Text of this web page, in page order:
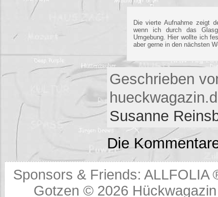
Die vierte Aufnahme zeigt
wenn ich durch das
Umgebung. Hier wollte ich
aber gerne in den nächsten
Geschrieben
Susanne
Die
Sponsors & Friends:ALLFOLIA
Gotzen © 2026